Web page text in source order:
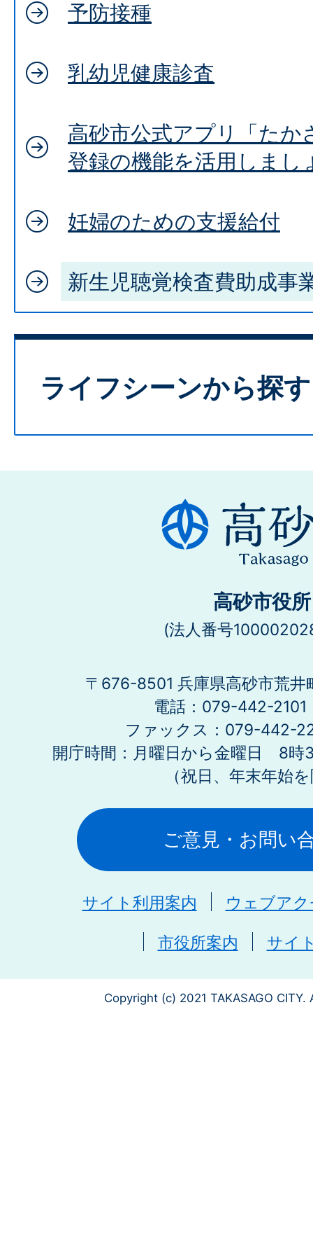
予防接種
乳幼児健康診査
高砂市公式アプリ「たか
登録の機能を活用しまし
妊婦のための支援給付
新生児聴覚検査費助成事
ライフシーンから探す
高砂市役所
(法人番号
〒676-8501 兵庫県高砂市荒井
電話：079-442-2101
ファックス：079-442-
開庁時間：月曜日から金曜日 8時
（祝日、年末年始
ご意見・お問い
サイト利用案内 ウェブア
市役所案内 サイ
Copyright (c) 2021 TAKASAGO CITY.